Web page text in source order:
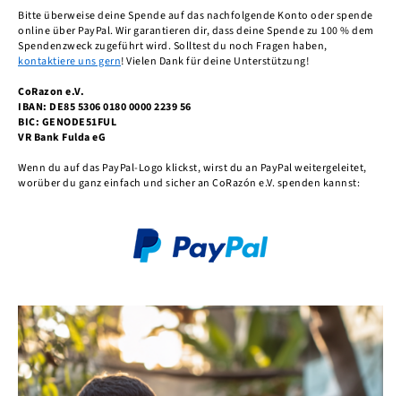
Bitte überweise deine Spende auf das nachfolgende Konto oder spende
online über PayPal. Wir garantieren dir, dass deine Spende zu 100 % dem
Spendenzweck zugeführt wird. Solltest du noch Fragen haben,
kontaktiere uns gern! Vielen Dank für deine Unterstützung!
CoRazon e.V.
IBAN: DE85 5306 0180 0000 2239 56
BIC: GENODE51FUL
VR Bank Fulda eG
Wenn du auf das PayPal-Logo klickst, wirst du an PayPal weitergeleitet,
worüber du ganz einfach und sicher an CoRazón e.V. spenden kannst: